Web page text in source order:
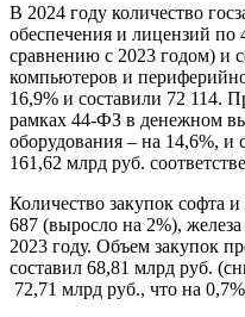
В 2024 году количество
обеспечения и лицензий
сравнению с 2023 годом) и
компьютеров и
16,9% и составили 72 114.
рамках 44-ФЗ в денежном
оборудования – на 14,6%, и
161,62 млрд руб.
Количество закупок софта
687 (выросло на 2%), железа
2023 году. Объем закупок
составил 68,81 млрд руб.
72,71 млрд руб., что на